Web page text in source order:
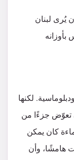
يُرى لبنان
لكنها
جزءًا من
كان يمكن
هامشًا، وأن